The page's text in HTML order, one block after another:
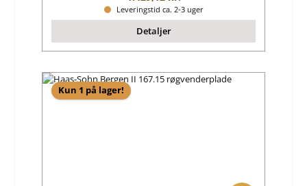
Leveringstid ca. 2-3 uger
Detaljer
Kun 1 på lager!